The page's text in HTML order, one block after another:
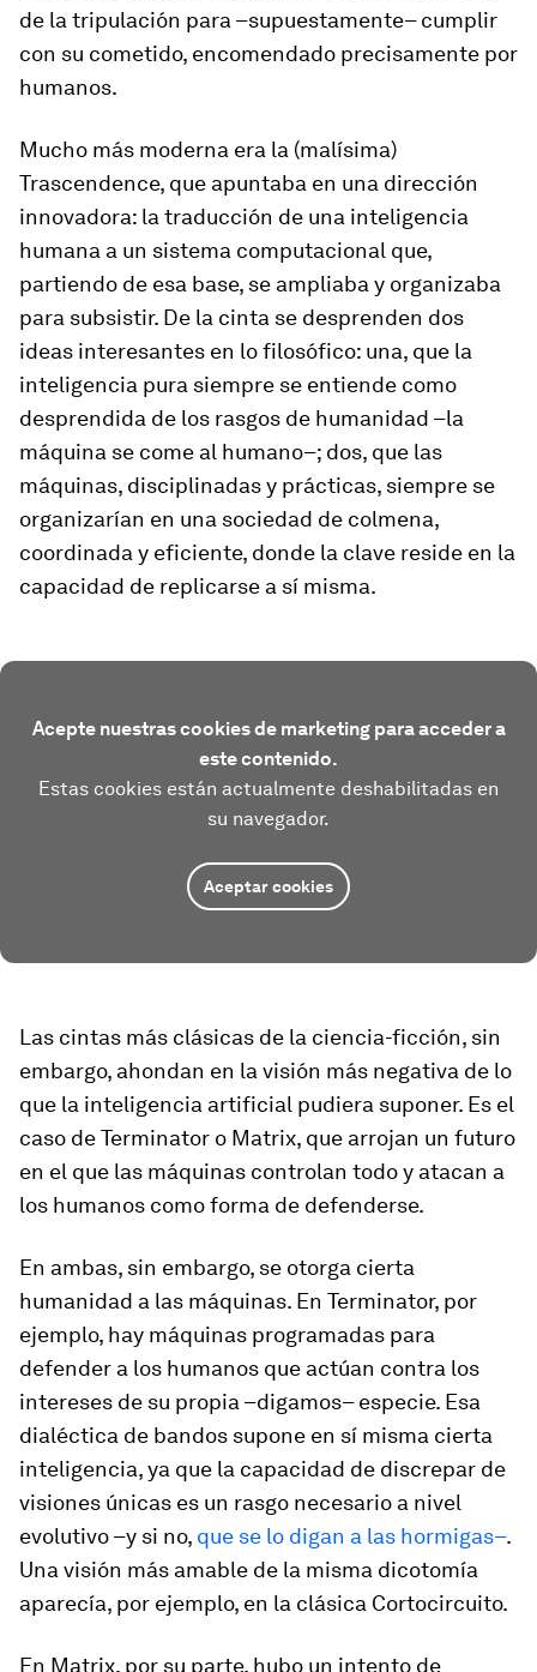
de la tripulación para –supuestamente– cumplir
con su cometido, encomendado precisamente por
humanos.
Mucho más moderna era la (malísima)
Trascendence, que apuntaba en una dirección
innovadora: la traducción de una inteligencia
humana a un sistema computacional que,
partiendo de esa base, se ampliaba y organizaba
para subsistir. De la cinta se desprenden dos
ideas interesantes en lo filosófico: una, que la
inteligencia pura siempre se entiende como
desprendida de los rasgos de humanidad –la
máquina se come al humano–; dos, que las
máquinas, disciplinadas y prácticas, siempre se
organizarían en una sociedad de colmena,
coordinada y eficiente, donde la clave reside en la
capacidad de replicarse a sí misma.
Acepte nuestras cookies de marketing para acceder a
este contenido.
Estas cookies están actualmente deshabilitadas en
su navegador.
Aceptar cookies
Las cintas más clásicas de la ciencia-ficción, sin
embargo, ahondan en la visión más negativa de lo
que la inteligencia artificial pudiera suponer. Es el
caso deTerminator o Matrix, que arrojan un futuro
en el que las máquinas controlan todo y atacan a
los humanos como forma de defenderse.
En ambas, sin embargo, se otorga cierta
humanidad a las máquinas. En Terminator, por
ejemplo, hay máquinas programadas para
defender a los humanos que actúan contra los
intereses de su propia –digamos– especie. Esa
dialéctica de bandos supone en sí misma cierta
inteligencia, ya que la capacidad de discrepar de
visiones únicas es un rasgo necesario a nivel
evolutivo –y si no, que se lo digan a las hormigas–.
Una visión más amable de la misma dicotomía
aparecía, por ejemplo, en la clásica Cortocircuito.
En Matrix, por su parte, hubo un intento de